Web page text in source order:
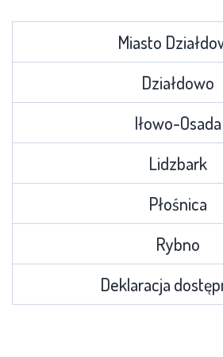
Miasto
Działdowo
Iłowo-Osada
Lidzbark
Płośnica
Rybno
Deklaracja